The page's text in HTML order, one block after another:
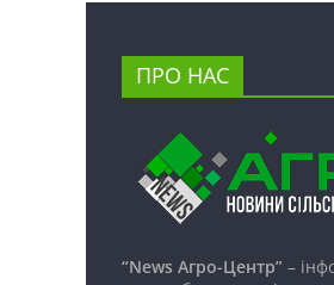
ПРО НАС
“News Агро-Центр” –